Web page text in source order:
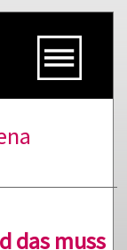
das muss